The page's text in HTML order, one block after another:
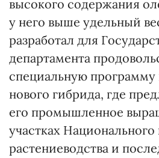
высокого содержания
у него выше удельный
разработал для
департамента
специальную программу
нового гибрида, где
его промышленное
участках Национального
растениеводства и